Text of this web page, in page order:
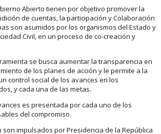
Abierto tienen por objetivo promover la
de cuentas, la participación y Colaboración
son asumidos por los organismos del Estado y
Civil, en un proceso de co-creación y
se busca aumentar la transparencia en
de los planes de acción y le permite a la
control social de los avances en los
y cada una de las metas.
es presentada por cada uno de los
del compromiso.
son impulsados por Presidencia de la República